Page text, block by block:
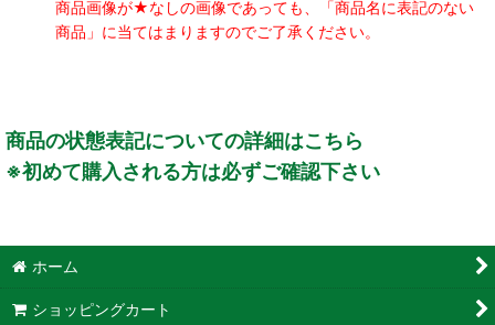
商品画像が★なしの画像であっても、「商品名に表記のない
商品」に当てはまりますのでご了承ください。
商品の状態表記についての詳細はこちら
※初めて購入される方は必ずご確認下さい
ホーム
ショッピングカート